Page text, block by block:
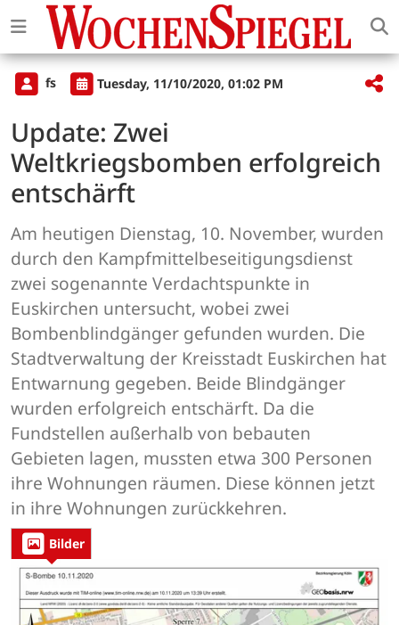
fs Tuesday, 11/10/2020, 01:02 PM
Update: Zwei
Weltkriegsbomben erfolgreich
entschärft
Am heutigen Dienstag, 10. November, wurden
durch den Kampfmittelbeseitigungsdienst
zwei sogenannte Verdachtspunkte in
Euskirchen untersucht, wobei zwei
Bombenblindgänger gefunden wurden. Die
Stadtverwaltung der Kreisstadt Euskirchen hat
Entwarnung gegeben. Beide Blindgänger
wurden erfolgreich entschärft. Da die
Fundstellen außerhalb von bebauten
Gebieten lagen, mussten etwa 300 Personen
ihre Wohnungen räumen. Diese können jetzt
in ihre Wohnungen zurückkehren.
Bilder